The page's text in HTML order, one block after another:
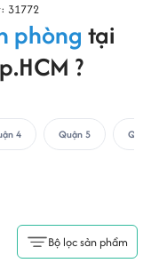
31772
phòngtại
?
4 Quận 5
Bộ lọc sản phẩm